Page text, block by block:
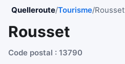
Quelleroute/Tourisme/Rousset
Rousset
Code postal : 13790